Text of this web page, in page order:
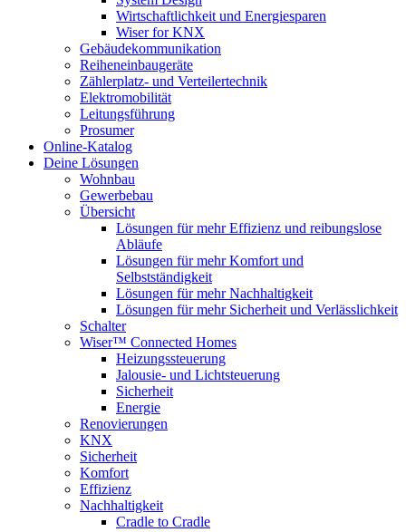
Wirtschaftlichkeit und Energiesparen
Wiser for KNX
Gebäudekommunikation
Reiheneinbaugeräte
Zählerplatz- und Verteilertechnik
Elektromobilität
Leitungsführung
Prosumer
Online-Katalog
Deine Lösungen
Wohnbau
Gewerbebau
Übersicht
Lösungen für mehr Effizienz und reibungslose
Abläufe
Lösungen für mehr Komfort und
Selbstständigkeit
Lösungen für mehr Nachhaltigkeit
Lösungen für mehr Sicherheit und Verlässlichkeit
Schalter
Wiser™ Connected Homes
Heizungssteuerung
Jalousie- und Lichtsteuerung
Sicherheit
Energie
Renovierungen
KNX
Sicherheit
Komfort
Effizienz
Nachhaltigkeit
Cradle to Cradle